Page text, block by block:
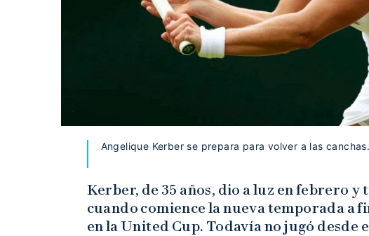
Angelique Kerber se prepara para volver a las
Kerber, de 35 años, dio a luz en febrero y
cuando comience la nueva temporada a
en la United Cup. Todavía no jugó desde